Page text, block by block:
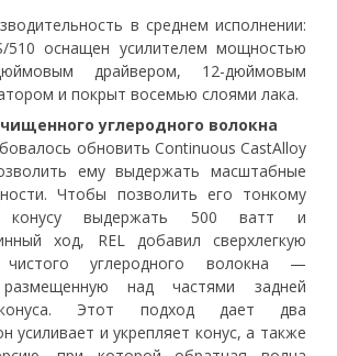
в среднем исполнении:
510 оснащен усилителем мощностью
драйвером, 12-дюймовым
и покрыт восемью слоями лака.
углеродного волокна
обновить Continuous CastAlloy
ему выдержать масштабные
Чтобы позволить его тонкому
конусу выдержать 500 ватт и
ход, REL добавил сверхлегкую
углеродного волокна —
размещенную над частями задней
конуса. Этот подход дает два
усиливает и укрепляет конус, а также